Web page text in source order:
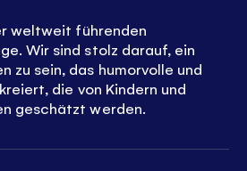
weltweit führenden
Wir sind stolz darauf, ein
zu sein, das humorvolle und
die von Kindern und
geschätzt werden.